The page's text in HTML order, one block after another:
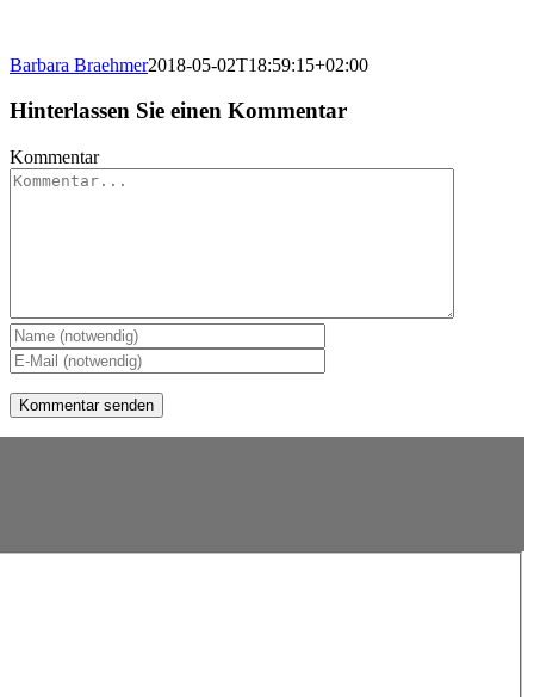
Barbara Braehmer2018-05-02T18:59:15+02:00
Hinterlassen Sie einen Kommentar
Kommentar